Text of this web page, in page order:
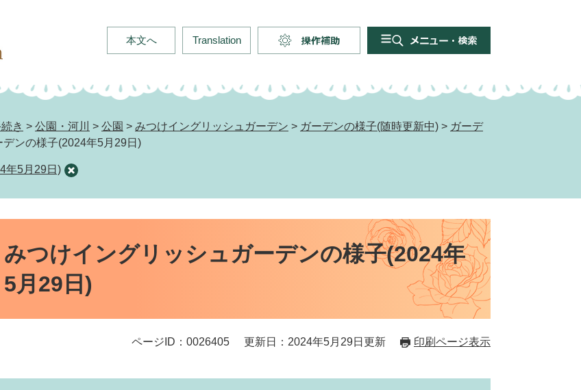
本文へ Translation
補
ュ
検
き > 公園・河川 > 公園 > みつけイングリッシュガーデン > ガーデンの様子(随時更新中) > ガーデ
ンの様子(2024年5月29日)
年5月29日)
みつけイングリッシュガーデンの様子(2024年
5月29日)
ページID：0026405 更新日：2024年5月29日更新 印刷ページ表示